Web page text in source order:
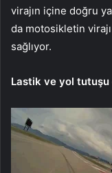
virajın içine doğru
da motosikletin
sağlıyor.
Lastik ve yol tutuşu